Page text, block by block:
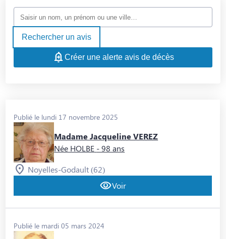
HÉNIN-BEAUMONT
OSTRICOURT
MARBRERIE LAURENT
ESPACES HOMMAGES
Rechercher un avis
Créer une alerte avis de décès
Publié le lundi 17 novembre 2025
Madame Jacqueline VEREZ
Née HOLBE - 98 ans
Noyelles-Godault (62)
Voir
Publié le mardi 05 mars 2024